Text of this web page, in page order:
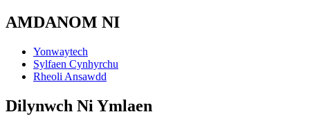
AMDANOM NI
Yonwaytech
Sylfaen Cynhyrchu
Rheoli Ansawdd
Dilynwch Ni Ymlaen